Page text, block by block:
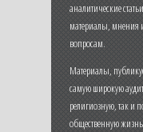
аналитические
материалы, мнения
вопросам.
Материалы,
самую широкую
религиозную, так и
общественную